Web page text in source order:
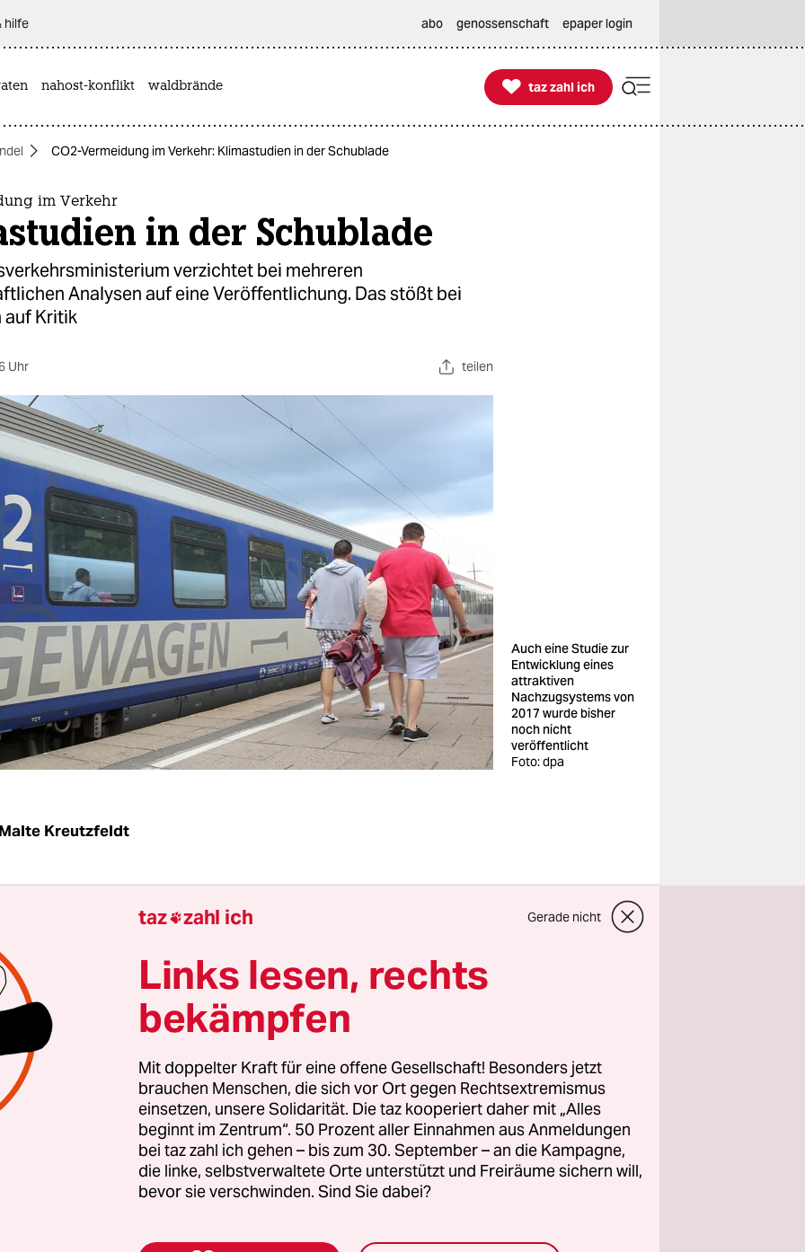
hilfe abo genossenschaft epaper login
nahost-konflikt waldbrände 
taz zahl ich
taz zahl ich
CO2-Vermeidung im Verkehr: Klimastudien in der Schublade
im Verkehr
in der Schublade
verzichtet bei mehreren
Analysen auf eine Veröffentlichung. Das stößt bei
auf Kritik
Uhr teilen
Auch eine Studie zur
Entwicklung eines
attraktiven
Nachzugsystems von
2017 wurde bisher
noch nicht
veröffentlicht
Foto: dpa
Malte Kreutzfeldt
Streit über Klimaschutz im Verkehr müsste das von
(CSU) geleitete Verkehrsministerium eigentlich gut
sein: 18 wissenschaftliche Studien zu diesem
hat das Ministerium seit Januar 2017 in Auftrag
15 schon früher begonnene Studien wurden seitdem
Das Budget für diese wissenschaftliche Expertise liegt
Euro.
kann die Expertise aus den ­Untersuchungen aber zum
genutzt werden. Denn von den 33 Studien sind bisher
veröffentlicht worden. Das geht aus der Antwort des
auf eine Anfrage der Grünen-Fraktion hervor,
die Studien noch nicht abgeschlossen sind. Bei sieben
taz zahl ich Gerade nicht
Links lesen, rechts
bekämpfen
Mit doppelter Kraft für eine offene Gesellschaft! Besonders jetzt
brauchen Menschen, die sich vor Ort gegen Rechtsextremismus
einsetzen, unsere Solidarität. Die taz kooperiert daher mit „Alles
beginnt im Zentrum“. 50 Prozent aller Einnahmen aus Anmeldungen
bei taz zahl ich gehen – bis zum 30. September – an die Kampagne,
die linke, selbstverwaltete Orte unterstützt und Freiräume sichern will,
bevor sie verschwinden. Sind Sie dabei?